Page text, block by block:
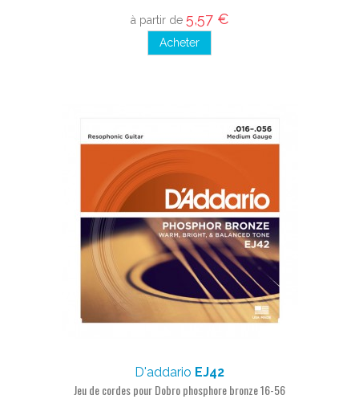
à partir de 5,57 €
Acheter
D'addario EJ42
Jeu de cordes pour Dobro phosphore bronze 16-56